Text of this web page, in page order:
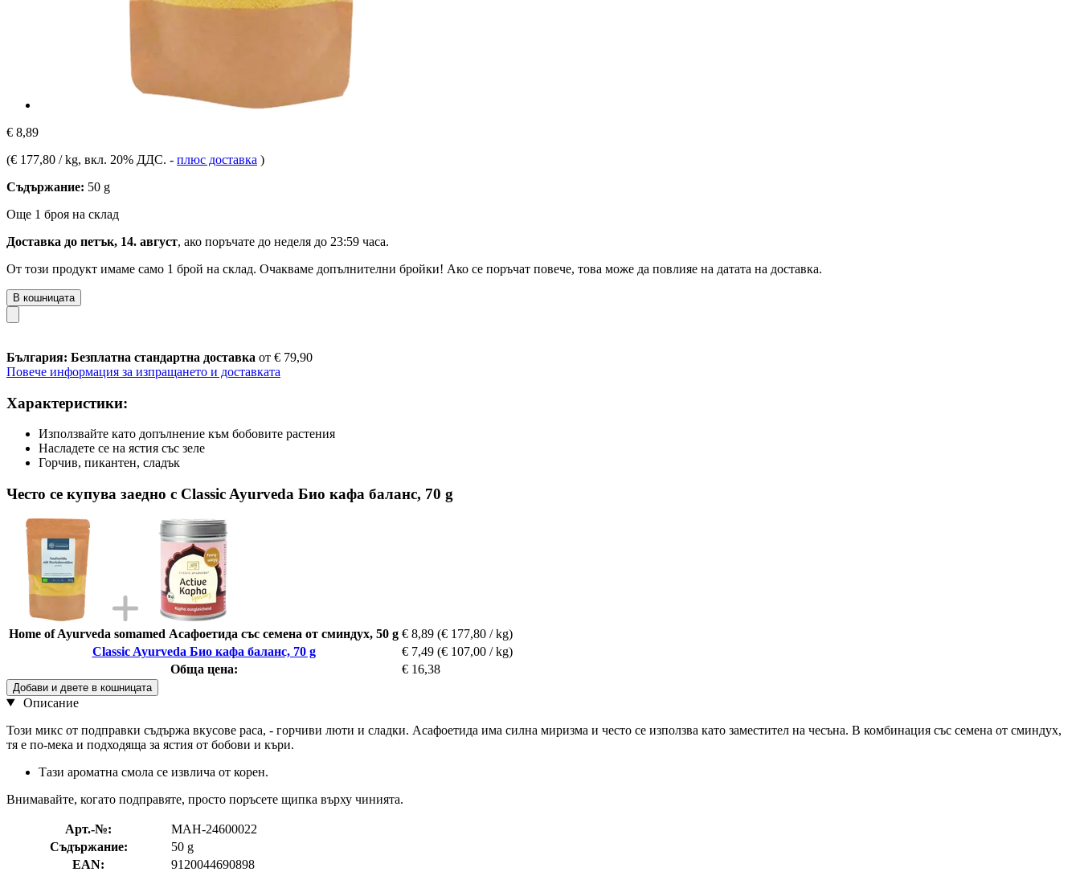
€ 8,89
(€ 177,80 / kg, вкл. 20% ДДС. - плюс доставка )
Съдържание: 50 g
Още 1 броя на склад
Доставка до петък, 14. август, ако поръчате до неделя до 23:59 часа.
От този продукт имаме само 1 брой на склад. Очакваме допълнителни бройки! Ако се поръчат повече, това може да повлияе на датата на доставка.
В кошницата
България: Безплатна стандартна доставка от € 79,90
Повече информация за изпращането и доставката
Характеристики:
Използвайте като допълнение към бобовите растения
Насладете се на ястия със зеле
Горчив, пикантен, сладък
Често се купува заедно с Classic Ayurveda Био кафа баланс, 70 g
Home of Ayurveda somamed Асафоетида със семена от сминдух, 50 g € 8,89 (€ 177,80 / kg)
Classic Ayurveda Био кафа баланс, 70 g
€ 7,49 (€ 107,00 / kg)
Обща цена:
€ 16,38
Добави и двете в кошницата
Описание
Този микс от подправки съдържа вкусове раса, - горчиви люти и сладки. Асафоетида има силна миризма и често се използва като заместител на чесъна. В комбинация със семена от сминдух,
тя е по-мека и подходяща за ястия от бобови и къри.
Тази ароматна смола се извлича от корен.
Внимавайте, когато подправяте, просто поръсете щипка върху чинията.
Арт.-№:
MAH-24600022
Съдържание:
50 g
EAN:
9120044690898